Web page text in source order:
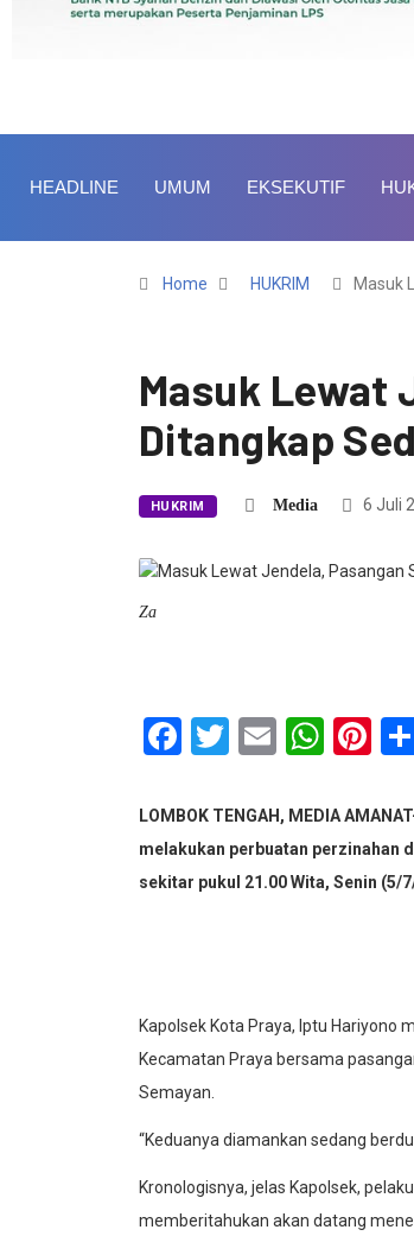
HEADLINE UMUM EKSEKUTIF
Home HUKRIM Masuk
Masuk Lewat
Ditangkap
HUKRIM Media 6 Juli
Za
Facebook
Twitter
Email
LOMBOK TENGAH, MEDIA
melakukan perbuatan perzinahan
sekitar pukul 21.00 Wita, Senin (5/
Kapolsek Kota Praya, Iptu Hariyono
Kecamatan Praya bersama
Semayan.
“Keduanya diamankan sedang
Kronologisnya, jelas Kapolsek,
memberitahukan akan datang